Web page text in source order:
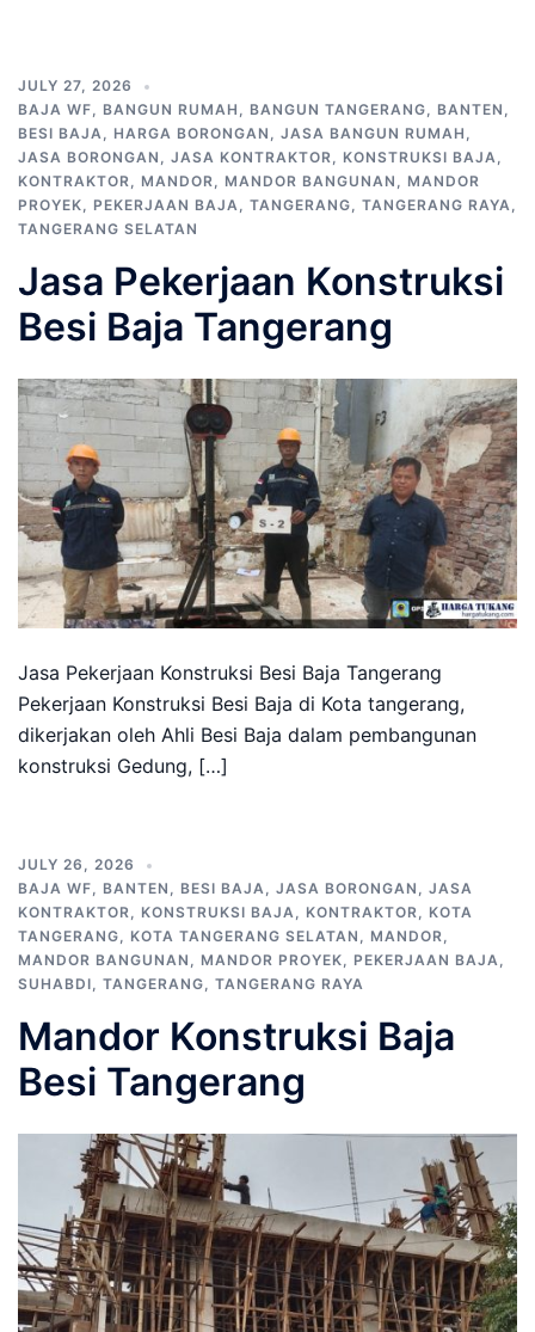
JULY 27, 2026
BAJA WF, BANGUN RUMAH , BANGUN TANGERANG, BANTEN ,
BESI BAJA, HARGA BORONGAN , JASA BANGUN RUMAH ,
JASA BORONGAN , JASA KONTRAKTOR, KONSTRUKSI BAJA,
KONTRAKTOR, MANDOR, MANDOR BANGUNAN , MANDOR
PROYEK, PEKERJAAN BAJA, TANGERANG, TANGERANG RAYA,
TANGERANG SELATAN
Jasa Pekerjaan Konstruksi
Besi Baja Tangerang
Jasa Pekerjaan Konstruksi Besi Baja Tangerang
Pekerjaan Konstruksi Besi Baja di Kota tangerang,
dikerjakan oleh Ahli Besi Baja dalam pembangunan
konstruksi Gedung, […]
JULY 26, 2026
BAJA WF, BANTEN , BESI BAJA, JASA BORONGAN , JASA
KONTRAKTOR, KONSTRUKSI BAJA, KONTRAKTOR, KOTA
TANGERANG, KOTA TANGERANG SELATAN , MANDOR,
MANDOR BANGUNAN , MANDOR PROYEK, PEKERJAAN BAJA,
SUHABDI, TANGERANG, TANGERANG RAYA
Mandor Konstruksi Baja
Besi Tangerang